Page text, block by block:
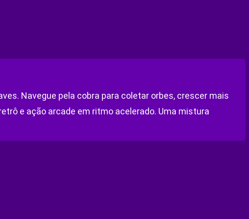
Navegue pela cobra para coletar orbes, crescer mais
e ação arcade em ritmo acelerado. Uma mistura